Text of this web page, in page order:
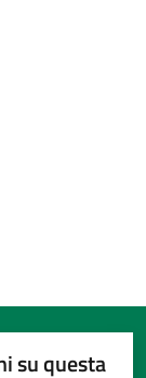
su questa